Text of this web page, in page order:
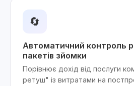
🔄
Автоматичний контроль
пакетів зйомки
Порівнює дохід від послуги
ретуш" із витратами на